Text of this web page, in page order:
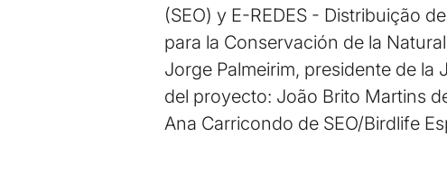
(SEO) y E-REDES - Distribuição
para la Conservación de la
Jorge Palmeirim, presidente de la
del proyecto: João Brito Martins
Ana Carricondo de SEO/Birdlife